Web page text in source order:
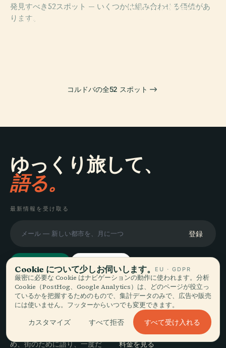
発見すべき52スポット — いくつかは組み合わせる価値があ
ります。
PLACE
キリスト教徒の
PLACE
エスタディオ・
PLACE
コルドバの全52 スポット
ゆっくり旅して、
語る。
最新情報を受け取る
登録
Audiala
あなたの本当の歩き方に寄り
め、街のために語り、一度だ
探索
目的地
ガイド
旅のヒント
料金を見る
Cookie について少しお伺いします。 EU · GDPR
厳密に必要な Cookie はナビゲーションの動作に使われます。分析
Cookie（PostHog、Google Analytics）は、どのページが役立っ
ているかを把握するためのもので、集計データのみで、広告や販売
には使いません。フッターからいつでも変更できます。
カスタマイズ すべて拒否 すべて受け入れる